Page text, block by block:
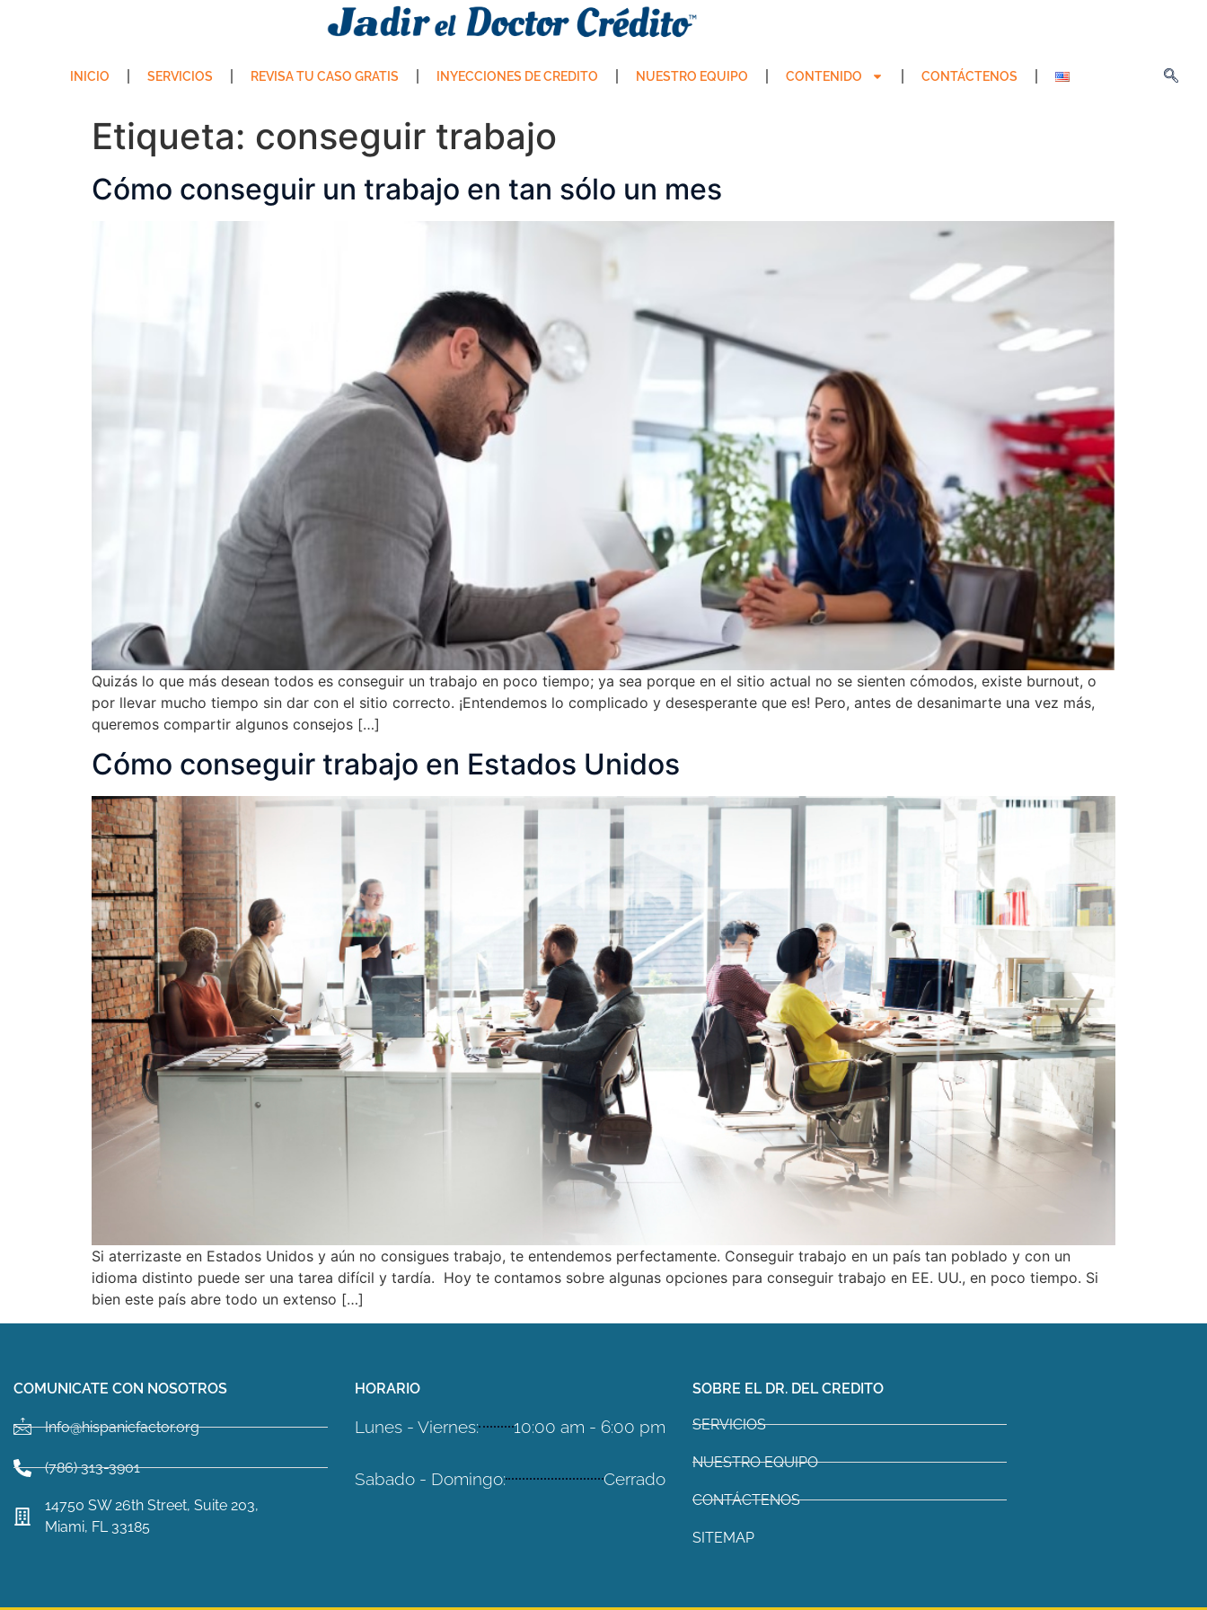
INICIO SERVICIOS REVISA TU CASO GRATIS INYECCIONES DE CREDITO NUESTRO EQUIPO CONTENIDO CONTÁCTENOS
Etiqueta: conseguir trabajo
Cómo conseguir un trabajo en tan sólo un mes
Quizás lo que más desean todos es conseguir un trabajo en poco tiempo; ya sea porque en el sitio actual no se sienten cómodos, existe burnout, o
por llevar mucho tiempo sin dar con el sitio correcto. ¡Entendemos lo complicado y desesperante que es! Pero, antes de desanimarte una vez más,
queremos compartir algunos consejos […]
Cómo conseguir trabajo en Estados Unidos
Si aterrizaste en Estados Unidos y aún no consigues trabajo, te entendemos perfectamente. Conseguir trabajo en un país tan poblado y con un
idioma distinto puede ser una tarea difícil y tardía. Hoy te contamos sobre algunas opciones para conseguir trabajo en EE. UU., en poco tiempo. Si
bien este país abre todo un extenso […]
COMUNICATE CON NOSOTROS
Info@hispanicfactor.org
(786) 313-3901
14750 SW 26th Street, Suite 203,
Miami, FL 33185
HORARIO
Lunes - Viernes: 10:00 am - 6:00 pm
Sabado - Domingo: Cerrado
SOBRE EL DR. DEL CREDITO
SERVICIOS
NUESTRO EQUIPO
CONTÁCTENOS
SITEMAP